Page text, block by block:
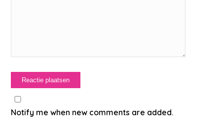
Notify me when new comments are added.